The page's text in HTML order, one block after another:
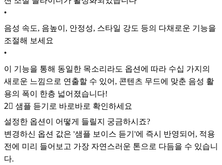
•
음성 속도, 음높이, 안정성, 스타일 강도 등의 다채로운 기능을
조절해 보세요
•
이 기능을 통해 동일한 목소리라도 옵션에 따라 수십 가지의
새로운 느낌으로 연출할 수 있어, 콘텐츠 무드에 맞춘 음성 활
용의 폭이 한층 넓어졌습니다!
2⃣ 샘플 듣기로 바로바로 확인하세요
설정한 옵션이 어떻게 들릴지 궁금하시죠?
변경하신 옵션 값은 '샘플 보이스 듣기'에 즉시 반영되어, 적용
전에 미리 들어보고 가장 자연스러운 톤으로 다듬을 수 있습니
다.